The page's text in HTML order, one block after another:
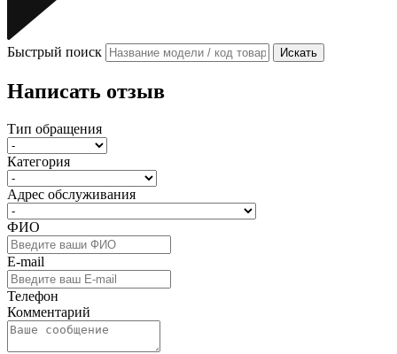
Быстрый поиск Искать
Написать отзыв
Тип обращения
Категория
Адрес обслуживания
ФИО
E-mail
Телефон
Комментарий